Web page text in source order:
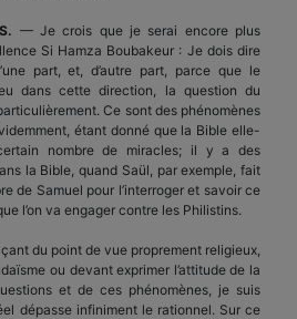
— Je crois que je serai encore plus
Si Hamza Boubakeur : Je dois dire
part, et, d’autre part, parce que le
dans cette direction, la question du
Ce sont des phénomènes
étant donné que la Bible elle-
nombre de miracles; il y a des
la Bible, quand Saül, par exemple, fait
de Samuel pour l’interroger et savoir ce
l’on va engager contre les Philistins.
du point de vue proprement religieux,
ou devant exprimer l’attitude de la
et de ces phénomènes, je suis
dépasse infiniment le rationnel. Sur ce